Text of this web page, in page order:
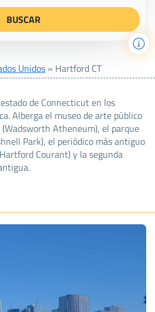
Unidos » Hartford CT
de Connecticut en los
Alberga el museo de arte público
Atheneum), el parque
Park), el periódico más antiguo
Courant) y la segunda